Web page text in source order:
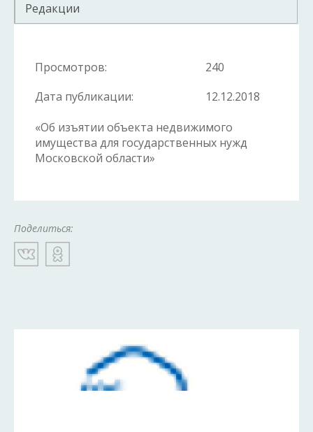
Редакции
Просмотров:
240
Дата публикации:
12.12.2018
«Об изъятии объекта недвижимого
имущества для государственных нужд
Московской области»
Поделиться: